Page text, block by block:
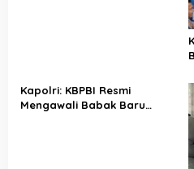
Kapolri: KBPBI Resmi
Mengawali Babak Baru